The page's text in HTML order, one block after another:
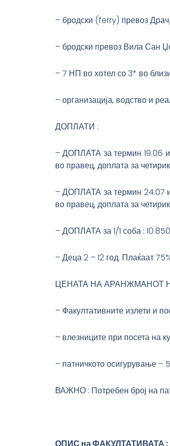
– бродски (ferry) превоз
– бродски превоз Вила Сан
– 7 НП во хотел со 3* во
– организација, водство и
ДОПЛАТИ :
– ДОПЛАТА за термин 19.06 и
во правец, доплата за
– ДОПЛАТА за термин 24.07 и
во правец, доплата за
– ДОПЛАТА за 1/1 соба :
– Деца 2 – 12 год. Плаќаат
ЦЕНАТА НА АРАНЖМАНОТ
– Факултативните излети и
– влезниците при посета на
– патничкото осигурување –
ВАЖНО : Потребен број на